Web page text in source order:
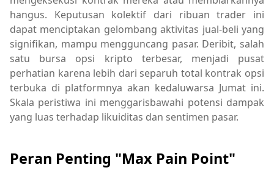
hangus. Keputusan kolektif dari ribuan trader ini
dapat menciptakan gelombang aktivitas jual-beli yang
signifikan, mampu mengguncang pasar. Deribit, salah
satu bursa opsi kripto terbesar, menjadi pusat
perhatian karena lebih dari separuh total kontrak opsi
terbuka di platformnya akan kedaluwarsa Jumat ini.
Skala peristiwa ini menggarisbawahi potensi dampak
yang luas terhadap likuiditas dan sentimen pasar.
Peran Penting "Max Pain Point"